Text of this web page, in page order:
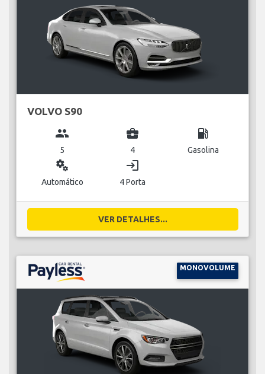
VOLVO S90
group
5
business_center
4
local_gas_station
Gasolina
miscellaneous_services
Automático
login
4 Porta
VER DETALHES...
MONOVOLUME